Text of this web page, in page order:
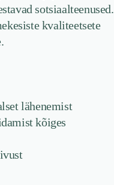
sotsiaalteenused.
kvaliteetsete
lähenemist
kõiges